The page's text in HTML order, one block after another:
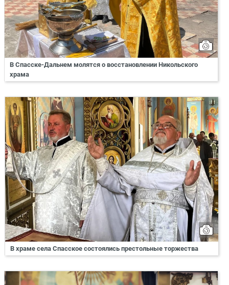
В Спасске-Дальнем молятся о восстановлении Никольского
храма
В храме села Спасское состоялись престольные торжества